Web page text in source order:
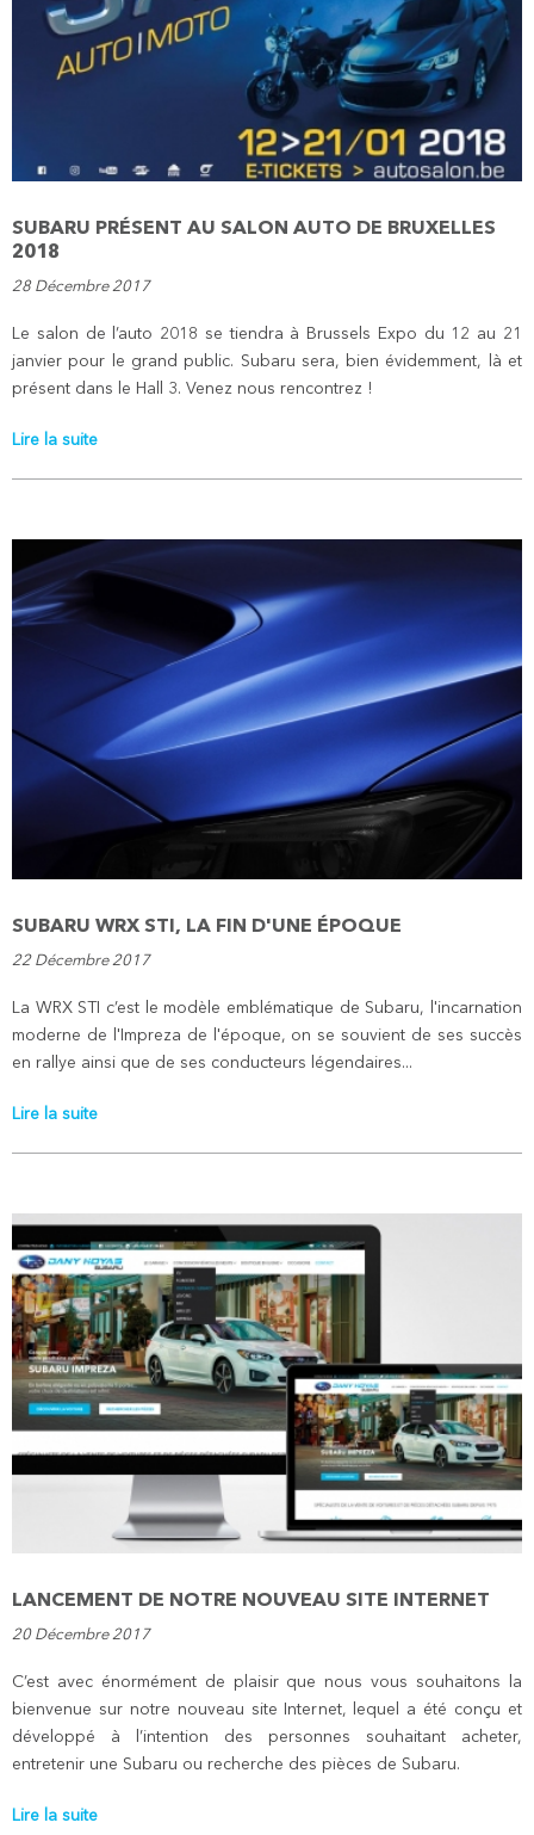
SUBARU PRÉSENT AU SALON AUTO DE BRUXELLES
2018
28 Décembre 2017
Le salon de l’auto 2018 se tiendra à Brussels Expo du 12 au 21
janvier pour le grand public. Subaru sera, bien évidemment, là et
présent dans le Hall 3. Venez nous rencontrez !
Lire la suite
SUBARU WRX STI, LA FIN D'UNE ÉPOQUE
22 Décembre 2017
La WRX STI c’est le modèle emblématique de Subaru, l'incarnation
moderne de l'Impreza de l'époque, on se souvient de ses succès
en rallye ainsi que de ses conducteurs légendaires...
Lire la suite
LANCEMENT DE NOTRE NOUVEAU SITE INTERNET
20 Décembre 2017
C’est avec énormément de plaisir que nous vous souhaitons la
bienvenue sur notre nouveau site Internet, lequel a été conçu et
développé à l’intention des personnes souhaitant acheter,
entretenir une Subaru ou recherche des pièces de Subaru.
Lire la suite